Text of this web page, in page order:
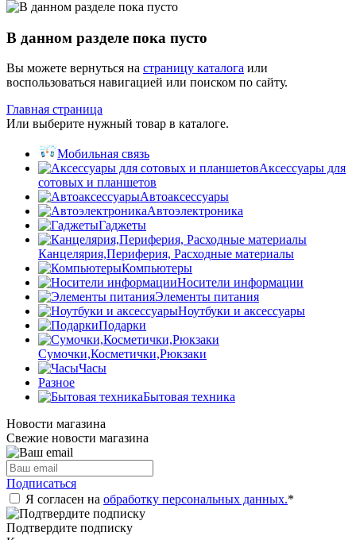
В данном разделе пока пусто
Вы можете вернуться на страницу каталога или
воспользоваться навигацией или поиском по сайту.
Главная страница
Или выберите нужный товар в каталоге.
Мобильная связь
Аксессуары для
сотовых и планшетов
Автоаксессуары
Автоэлектроника
Гаджеты
Канцелярия,Периферия, Расходные материалы
Компьютеры
Носители информации
Элементы питания
Ноутбуки и аксессуары
Подарки
Сумочки,Косметички,Рюкзаки
Часы
Разное
Бытовая техника
Новости магазина
Свежие новости магазина
Подписаться
Я согласен на обработку персональных данных.*
Подтвердите подписку